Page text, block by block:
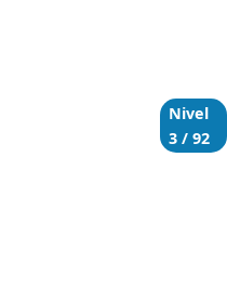
Nivel
3 / 92